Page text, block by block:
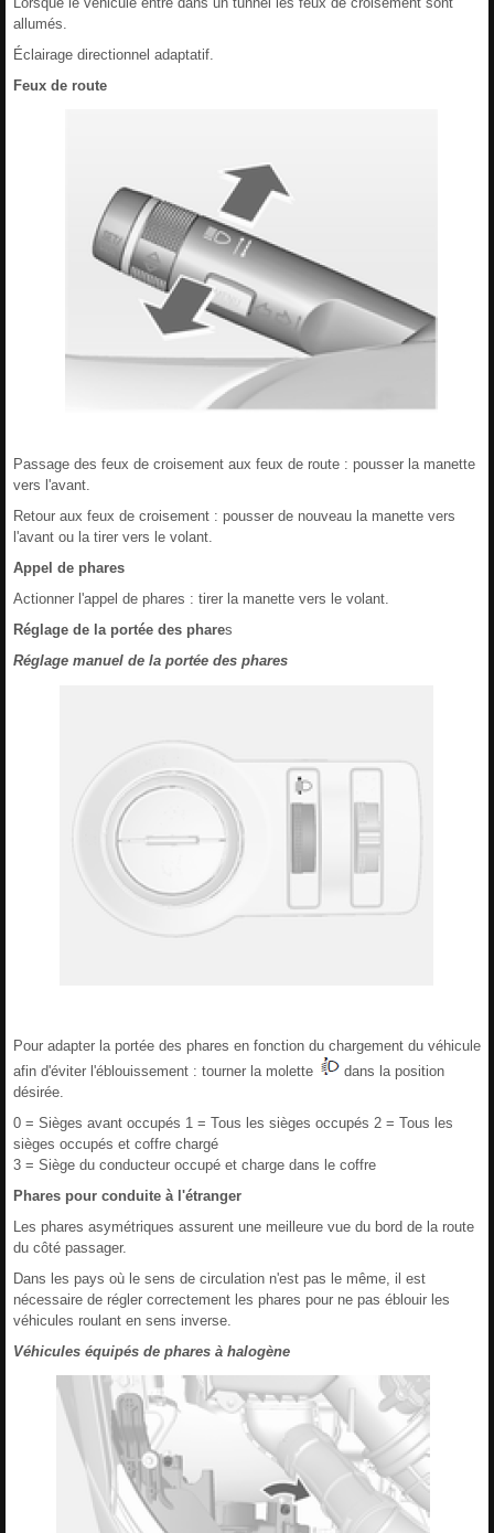
allumés.
Éclairage directionnel adaptatif.
Feux de route
Passage des feux de croisement aux feux de route : pousser la manette
vers l'avant.
Retour aux feux de croisement : pousser de nouveau la manette vers
l'avant ou la tirer vers le volant.
Appel de phares
Actionner l'appel de phares : tirer la manette vers le volant.
Réglage de la portée des phares
Réglage manuel de la portée des phares
Pour adapter la portée des phares en fonction du chargement du véhicule
afin d'éviter l'éblouissement : tourner la molette
dans la position
désirée.
0 = Sièges avant occupés 1 = Tous les sièges occupés 2 = Tous les
sièges occupés et coffre chargé
3 = Siège du conducteur occupé et charge dans le coffre
Phares pour conduite à l'étranger
Les phares asymétriques assurent une meilleure vue du bord de la route
du côté passager.
Dans les pays où le sens de circulation n'est pas le même, il est
nécessaire de régler correctement les phares pour ne pas éblouir les
véhicules roulant en sens inverse.
Véhicules équipés de phares à halogène